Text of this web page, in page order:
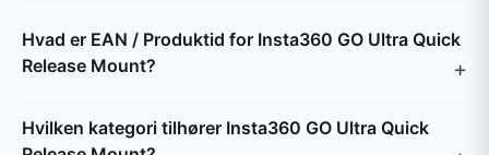
Hvad er EAN / Produktid for Insta360 GO Ultra Quick
Release Mount?
Hvilken kategori tilhører Insta360 GO Ultra Quick